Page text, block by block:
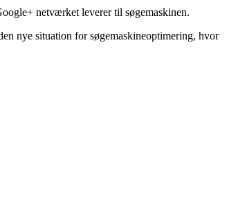
netværket leverer til søgemaskinen.
nye situation for søgemaskineoptimering, hvor